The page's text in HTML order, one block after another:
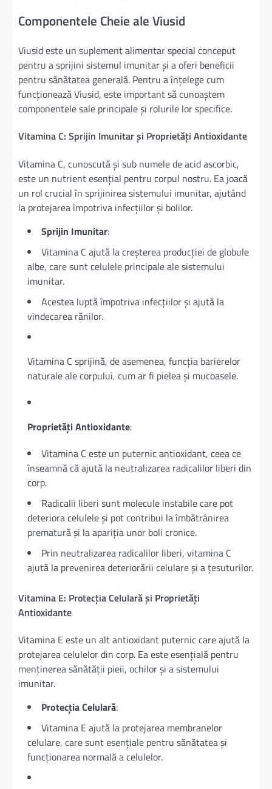
Componentele Cheie ale Viusid
Viusid este un suplement alimentar special conceput
pentru a sprijini sistemul imunitar și a oferi beneficii
pentru sănătatea generală. Pentru a înțelege cum
funcționează Viusid, este important să cunoaștem
componentele sale principale și rolurile lor specifice.
Vitamina C: Sprijin Imunitar și Proprietăți Antioxidante
Vitamina C, cunoscută și sub numele de acid ascorbic,
este un nutrient esențial pentru corpul nostru. Ea joacă
un rol crucial în sprijinirea sistemului imunitar, ajutând
la protejarea împotriva infecțiilor și bolilor.
Sprijin Imunitar:
Vitamina C ajută la creșterea producției de globule
albe, care sunt celulele principale ale sistemului
imunitar.
Acestea luptă împotriva infecțiilor și ajută la
vindecarea rănilor.
Vitamina C sprijină, de asemenea, funcția barierelor
naturale ale corpului, cum ar fi pielea și mucoasele.
Proprietăți Antioxidante:
Vitamina C este un puternic antioxidant, ceea ce
înseamnă că ajută la neutralizarea radicalilor liberi din
corp.
Radicalii liberi sunt molecule instabile care pot
deteriora celulele și pot contribui la îmbătrânirea
prematură și la apariția unor boli cronice.
Prin neutralizarea radicalilor liberi, vitamina C
ajută la prevenirea deteriorării celulare și a țesuturilor.
Vitamina E: Protecția Celulară și Proprietăți
Antioxidante
Vitamina E este un alt antioxidant puternic care ajută la
protejarea celulelor din corp. Ea este esențială pentru
menținerea sănătății pieii, ochilor și a sistemului
imunitar.
Protecția Celulară:
Vitamina E ajută la protejarea membranelor
celulare, care sunt esențiale pentru sănătatea și
funcționarea normală a celulelor.